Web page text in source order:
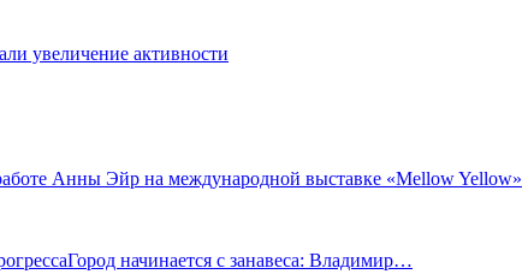
увеличение активности
Анны Эйр на международной выставке «Mellow Yellow»
начинается с занавеса: Владимир…